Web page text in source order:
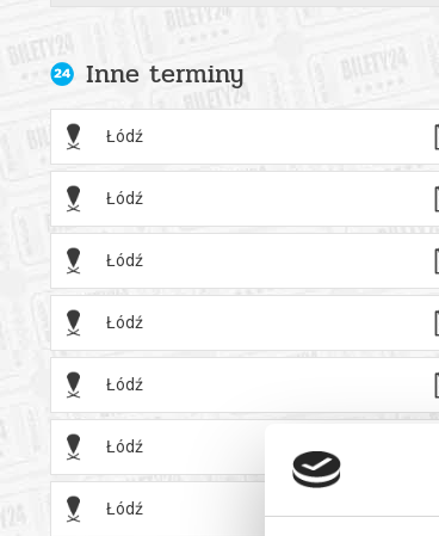
Inne terminy
Łódź
Łódź
Łódź
Łódź
Łódź
Łódź
Łódź